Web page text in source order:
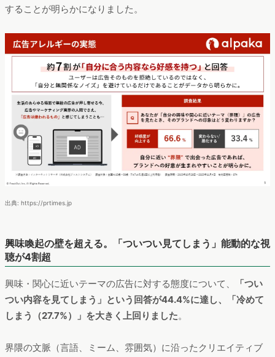
することが明らかになりました。
出典: https://prtimes.jp
興味喚起の壁を超える。「ついつい見てしまう」能動的な視
聴が4割超
興味・関心に近いテーマの広告に対する態度について、
「つい
つい内容を見てしまう」という回答が44.4%に達し、「冷めて
しまう（27.7%）」を大きく上回りました。
界隈の文脈（言語、ミーム、雰囲気）に沿ったクリエイティブ